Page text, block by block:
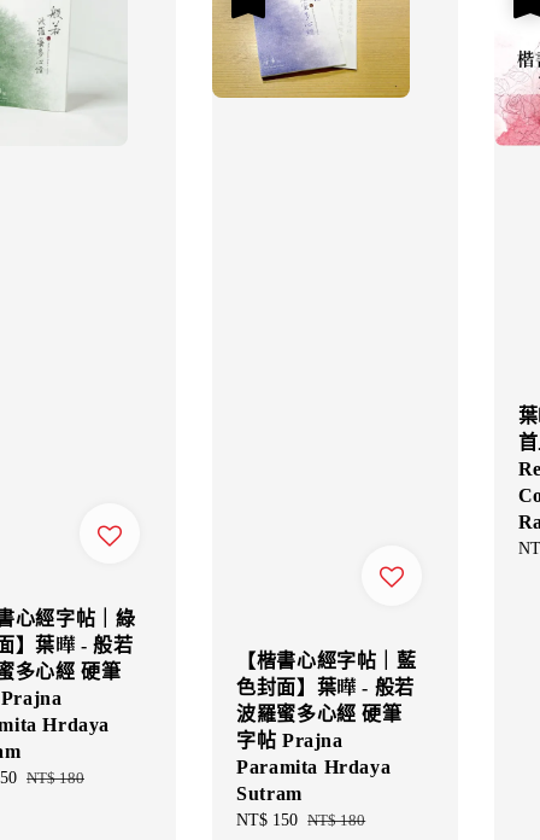
心經字帖｜綠
】葉曄 - 般若
多心經 硬筆
Hrdaya
Regular
NT$ 180
【楷書心經字帖｜藍
色封面】葉曄 - 般若
波羅蜜多心經 硬筆
字帖 Prajna
Paramita Hrdaya
Sutram
Sale
NT$ 150 Regular
NT$ 180